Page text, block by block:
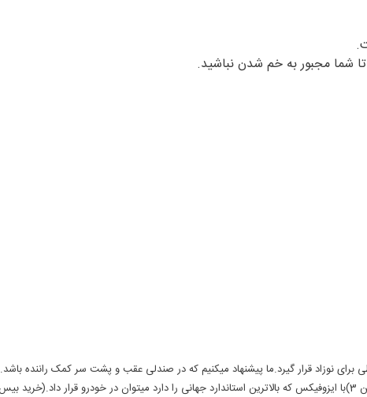
نوزاد قرار گیرد.ما پیشنهاد میکنیم که در صندلی عقب و پشت سر کمک راننده باشد.